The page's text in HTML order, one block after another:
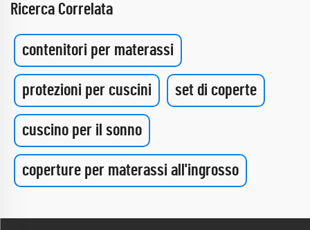
Ricerca Correlata
contenitori per materassi
protezioni per cuscini set di coperte
cuscino per il sonno
coperture per materassi all'ingrosso